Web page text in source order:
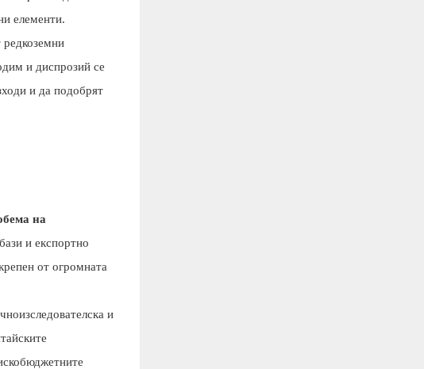
елементи.
редкоземни
и диспрозий се
и да подобрят
на
и експортно
от огромната
и